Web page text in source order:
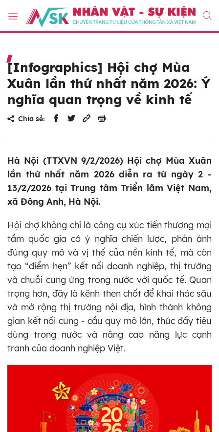
[Infographics] Hội chợ Mùa
Xuân lần thứ nhất năm 2026: Ý
nghĩa quan trọng về kinh tế
Chia sẻ:
Hà Nội (TTXVN 9/2/2026) Hội chợ Mùa Xuân
lần thứ nhất năm 2026 diễn ra từ ngày 2 -
13/2/2026 tại Trung tâm Triển lãm Việt Nam,
xã Đông Anh, Hà Nội.
Hội chợ không chỉ là công cụ xúc tiến thương mại
tầm quốc gia có ý nghĩa chiến lược, phản ánh
đúng quy mô và vị thế của nền kinh tế, mà còn
tạo “điểm hẹn” kết nối doanh nghiệp, thị trường
và chuỗi cung ứng trong nước với quốc tế. Quan
trọng hơn, đây là kênh then chốt để khai thác sâu
và mở rộng thị trường nội địa, hình thành không
gian kết nối cung - cầu quy mô lớn, thúc đẩy tiêu
dùng trong nước và nâng cao năng lực cạnh
tranh của doanh nghiệp Việt.